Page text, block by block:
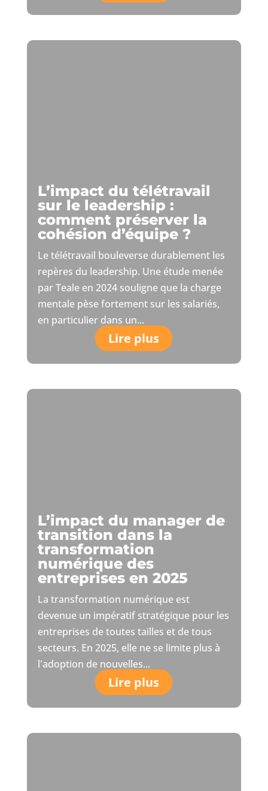
L’impact du télétravail
sur le leadership :
comment préserver la
cohésion d’équipe ?
Le télétravail bouleverse durablement les
repères du leadership. Une étude menée
par Teale en 2024 souligne que la charge
mentale pèse fortement sur les salariés,
en particulier dans un...
Lire plus
L’impact du manager de
transition dans la
transformation
numérique des
entreprises en 2025
La transformation numérique est
devenue un impératif stratégique pour les
entreprises de toutes tailles et de tous
secteurs. En 2025, elle ne se limite plus à
l'adoption de nouvelles...
Lire plus